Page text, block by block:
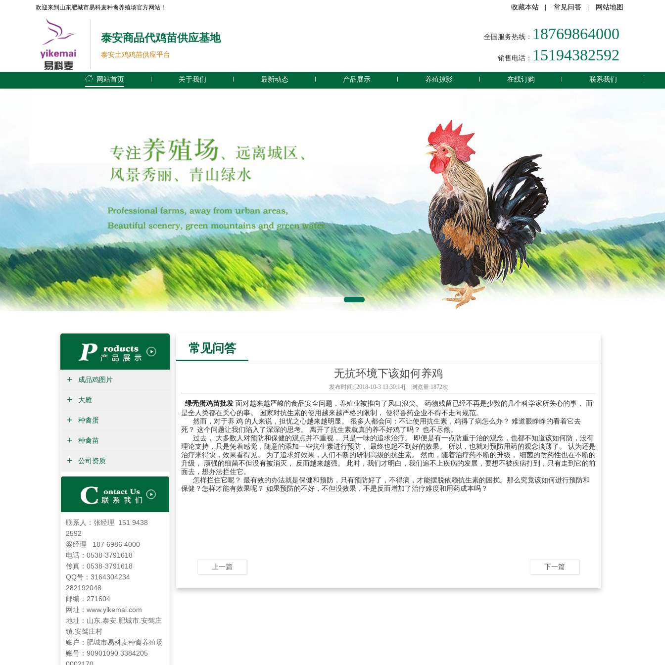
收藏本站 常见问答 网站地图
欢迎来到山东肥城市易科麦种禽养殖场官方网站！
全国服务热线： 18769864000
销售电话： 15194382592
泰安商品代鸡苗供应基地
泰安土鸡鸡苗供应平台
网站首页 关于我们 最新动态 产品展示 养殖掠影 在线订购 联系我们
+ 成品鸡图片
+ 大雁
+ 种禽蛋
+ 种禽苗
+ 公司资质
联系人：张经理 151 9438
2592
梁经理 187 6986 4000
电话：0538-3791618
传真：0538-3791618
QQ号：3164304234
282192048
邮编：271604
网址：www.yikemai.com
地址：山东.泰安.肥城市.安驾庄
镇.安驾庄村
账户：肥城市易科麦种禽养殖场
账号：90901090 3384205
常见问答
无抗环境下该如何养鸡
发布时间:[2018-10-3 13:39:14] 浏览量:1872次
绿壳蛋鸡苗批发 面对越来越严峻的食品安全问题 ， 养殖业被推向 了 风口浪尖。药物残留已经不再是少数的 几个科学家所关心的事 ， 而
是全人类都在关心的事。 国家对抗生素的使用 越来越严格的 限制 ，使得兽药企业不得不走向规范。
然而 ，对于养 鸡 的人来说 ，担忧之心越来越明 显 。很多 人都会问 ：不让使用抗生素 ，鸡得了病怎么办 ？难道 眼睁睁的看着它去
死 ？这个问题让我们 陷 入 了深深的思考。离开了抗生素就真的养不好鸡了吗 ？也不尽然。
过去 ， 大多数 人对预防和保健的观点并不重视 ， 只是一味的追求治疗。 即便是有一点 防重于治的观念 ，也都不知道该如何防 ，没有
理论支持 ， 只是凭着感觉 ， 随意的添加一些抗生素进行预防 ，最终也起不到好的效果。 所以 ，也就对预防用药的观念淡薄了 。认 为还是
治疗来得快 ，效果看得见。 为了追求好效果 ， 人们不断的研制高级的抗生素。然而 ， 随着治疗药不断的升级 ，细菌的耐药性也在不断的
升级 ，顽强的细菌不但没有被消 灭 ， 反 而 越来越强。 此时 ，我们才明白 ，我们追不上疾病的发展 ，要想不被疾病打到 ， 只有走到它的前
面去 ，想办法拦住它。
怎样拦住它呢 ？最有效的办法就是保健和预防 ， 只有预防好了 ，不得病 ，才能摆脱依赖抗生素的 困扰。那么究竟该如何进行预防和
保健 ？怎样才能有效果呢 ？如果预防的不好 ，不但没效果 ，不是反 而增加了治疗难度和用药成本吗 ？
上一篇 下一篇